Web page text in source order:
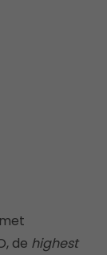
de highest